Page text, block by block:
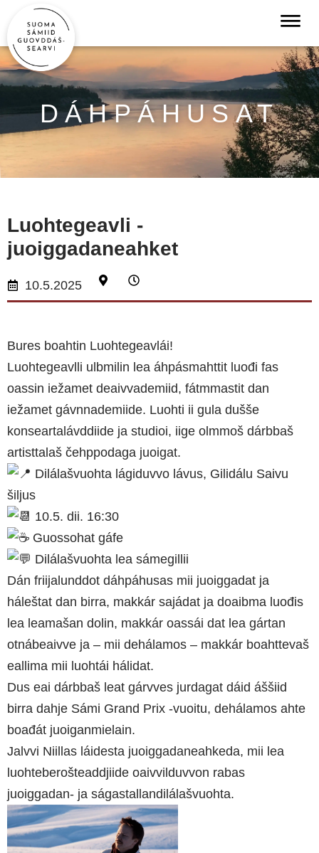
DÁHPÁHUSAT
Luohtegeavli -
juoiggadaneahket
10.5.2025
Bures boahtin Luohtegeavlái!
Luohtegeavlli ulbmilin lea áhpásmahttit luođi fas
oassin iežamet deaivvademiid, fátmmastit dan
iežamet gávnnademiide. Luohti ii gula dušše
konseartalávddiide ja studioi, iige olmmoš dárbbaš
artisttalaš čehppodaga juoigat.
Dilálašvuohta lágiduvvo lávus, Gilidálu Saivu
šiljus
10.5. dii. 16:30
Guossohat gáfe
Dilálašvuohta lea sámegillii
Dán friijalunddot dáhpáhusas mii juoiggadat ja
háleštat dan birra, makkár sajádat ja doaibma luođis
lea leamašan dolin, makkár oassái dat lea gártan
otnábeaivve ja – mii dehálamos – makkár boahttevaš
eallima mii luohtái hálidat.
Dus eai dárbbaš leat gárvves jurdagat dáid áššiid
birra dahje Sámi Grand Prix -vuoitu, dehálamos ahte
boađát juoiganmielain.
Jalvvi Niillas láidesta juoiggadaneahkeda, mii lea
luohteberošteaddjiide oaivvilduvvon rabas
juoiggadan- ja ságastallandilálašvuohta.